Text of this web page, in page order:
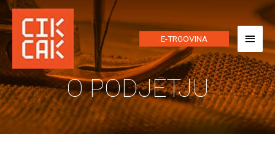
E-TRGOVINA
O PODJETJU